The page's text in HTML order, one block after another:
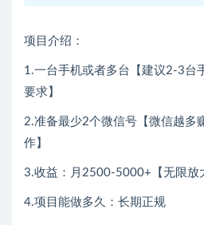
项目介绍：
1.一台手机或者多台【建议2-3台
要求】
2.准备最少2个微信号【微信越多
作】
3.收益：月2500-5000+【无限放
4.项目能做多久：长期正规